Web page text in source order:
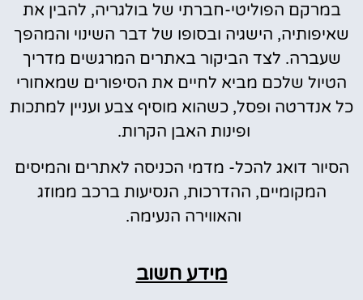
במרקם הפוליטי-חברתי של בולגריה, להבין את
שאיפותיה, הישגיה ובסופו של דבר השינוי והמהפך
שעברה. לצד הביקור באתרים המרגשים מדריך
הטיול שלכם מביא לחיים את הסיפורים שמאחורי
כל אנדרטה ופסל, כשהוא מוסיף צבע ועניין למתכות
ופינות האבן הקרות.
הסיור דואג להכל- מדמי הכניסה לאתרים והמיסים
המקומיים, ההדרכות, הנסיעות ברכב ממוזג
והאווירה הנעימה.
מידע חשוב